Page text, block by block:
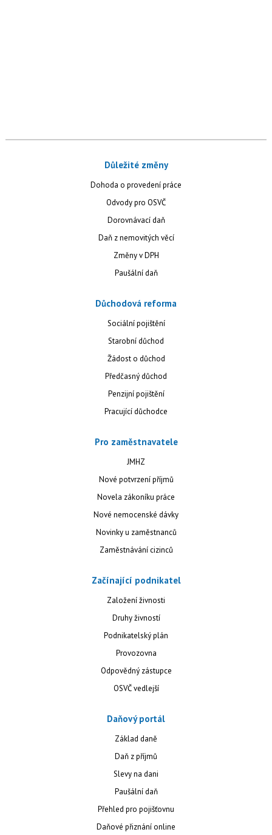
Důležité změny
Dohoda o provedení práce
Odvody pro OSVČ
Dorovnávací daň
Daň z nemovitých věcí
Změny v DPH
Paušální daň
Důchodová reforma
Sociální pojištění
Starobní důchod
Žádost o důchod
Předčasný důchod
Penzijní pojištění
Pracující důchodce
Pro zaměstnavatele
JMHZ
Nové potvrzení příjmů
Novela zákoníku práce
Nové nemocenské dávky
Novinky u zaměstnanců
Zaměstnávání cizinců
Začínající podnikatel
Založení živnosti
Druhy živností
Podnikatelský plán
Provozovna
Odpovědný zástupce
OSVČ vedlejší
Daňový portál
Základ daně
Daň z příjmů
Slevy na dani
Paušální daň
Přehled pro pojišťovnu
Daňové přiznání online